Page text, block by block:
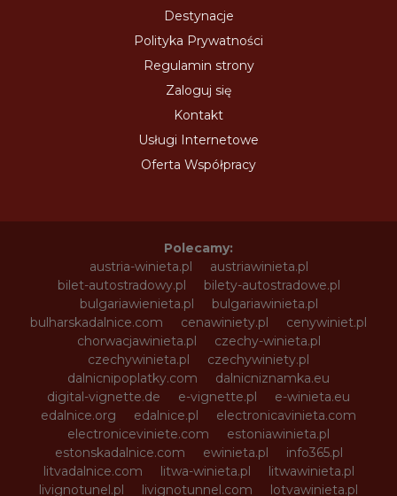
Destynacje
Polityka Prywatności
Regulamin strony
Zaloguj się
Kontakt
Usługi Internetowe
Oferta Współpracy
Polecamy:
austria-winieta.pl
austriawinieta.pl
bilet-autostradowy.pl
bilety-autostradowe.pl
bulgariawienieta.pl
bulgariawinieta.pl
bulharskadalnice.com
cenawiniety.pl
cenywiniet.pl
chorwacjawinieta.pl
czechy-winieta.pl
czechywinieta.pl
czechywiniety.pl
dalnicnipoplatky.com
dalnicniznamka.eu
digital-vignette.de
e-vignette.pl
e-winieta.eu
edalnice.org
edalnice.pl
electronicavinieta.com
electroniceviniete.com
estoniawinieta.pl
estonskadalnice.com
ewinieta.pl
info365.pl
litvadalnice.com
litwa-winieta.pl
litwawinieta.pl
livignotunel.pl
livignotunnel.com
lotvawinieta.pl